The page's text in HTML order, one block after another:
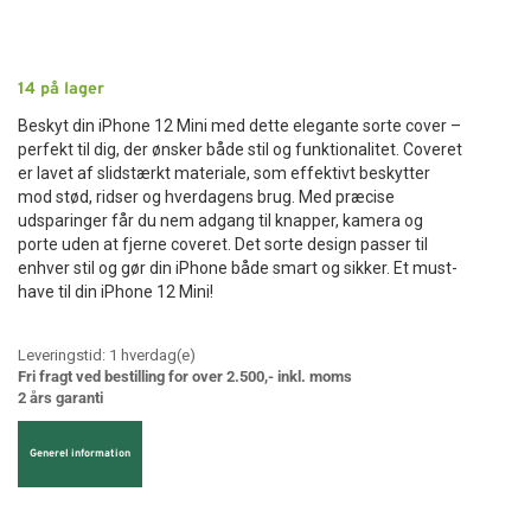
14 på lager
Beskyt din iPhone 12 Mini med dette elegante sorte cover –
perfekt til dig, der ønsker både stil og funktionalitet. Coveret
er lavet af slidstærkt materiale, som effektivt beskytter
mod stød, ridser og hverdagens brug. Med præcise
udsparinger får du nem adgang til knapper, kamera og
porte uden at fjerne coveret. Det sorte design passer til
enhver stil og gør din iPhone både smart og sikker. Et must-
have til din iPhone 12 Mini!
Leveringstid: 1 hverdag(e)
Fri fragt ved bestilling for over 2.500,- inkl. moms
2 års garanti
Generel information